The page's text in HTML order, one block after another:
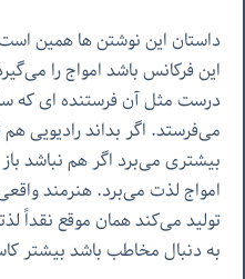
داستان این نوشتن ها همین
این فرکانس باشد امواج را
درست مثل آن فرستنده ای که
می‌فرستد. اگر بداند رادیویی
بیشتری می‌برد اگر هم نباشد
امواج لذت می‌برد. هنرمند
تولید می‌کند همان موقع نقداً
به دنبال مخاطب باشد بیشتر